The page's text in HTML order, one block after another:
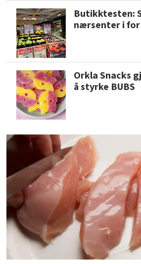
Butikktesten:
nærsenter i
Orkla Snacks
å styrke BUBS